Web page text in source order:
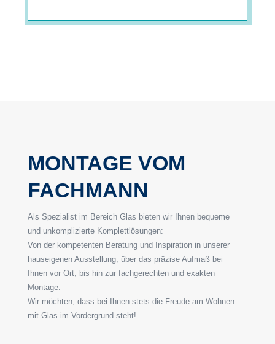
MONTAGE VOM
FACHMANN
Als Spezialist im Bereich Glas bieten wir Ihnen bequeme
und unkomplizierte Komplettlösungen:
Von der kompetenten Beratung und Inspiration in unserer
hauseigenen Ausstellung, über das präzise Aufmaß bei
Ihnen vor Ort, bis hin zur fachgerechten und exakten
Montage.
Wir möchten, dass bei Ihnen stets die Freude am Wohnen
mit Glas im Vordergrund steht!